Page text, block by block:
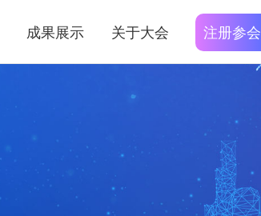
成果展示 关于大会 注册参会